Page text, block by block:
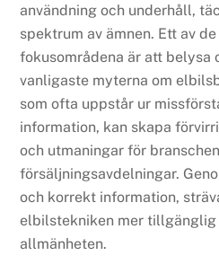
användning och underhåll,
spektrum av ämnen. Ett av
fokusområdena är att belysa
vanligaste myterna om
som ofta uppstår ur
information, kan skapa
och utmaningar för
försäljningsavdelningar.
och korrekt information,
elbilstekniken mer
allmänheten.